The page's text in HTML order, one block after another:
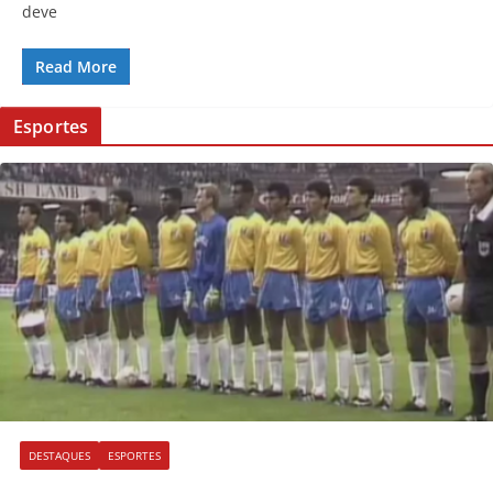
deve
Read More
Esportes
DESTAQUES ESPORTES